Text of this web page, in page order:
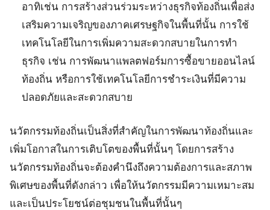
อาทิเช่น การสร้างส่วนร่วมระหว่างธุรกิจท้องถิ่นเพื่อส่ง
เสริมความเจริญของภาคเศรษฐกิจในพื้นที่นั้น การใช้
เทคโนโลยีในการเพิ่มความสะดวกสบายในการทำ
ธุรกิจ เช่น การพัฒนาแพลตฟอร์มการซื้อขายออนไลน์
ท้องถิ่น หรือการใช้เทคโนโลยีการชำระเงินที่มีความ
ปลอดภัยและสะดวกสบาย
นวัตกรรมท้องถิ่นเป็นสิ่งที่สำคัญในการพัฒนาท้องถิ่นและ
เพิ่มโอกาสในการเติบโตของพื้นที่นั้นๆ โดยการสร้าง
นวัตกรรมท้องถิ่นจะต้องคำนึงถึงความต้องการและสภาพ
พิเศษของพื้นที่ดังกล่าว เพื่อให้นวัตกรรมมีความเหมาะสม
และเป็นประโยชน์ต่อชุมชนในพื้นที่นั้นๆ